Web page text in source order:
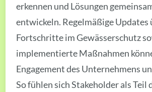
erkennen und Lösungen
entwickeln. Regelmäßige Updates
Fortschritte im Gewässerschutz
implementierte Maßnahmen
Engagement des Unternehmens
So fühlen sich Stakeholder als Teil